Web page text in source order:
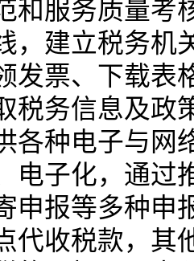
和服务质量考
，建立税务机
发票、下载表
税务信息及政
各种电子与网
电子化，通过
申报等多种申
代收税款，其